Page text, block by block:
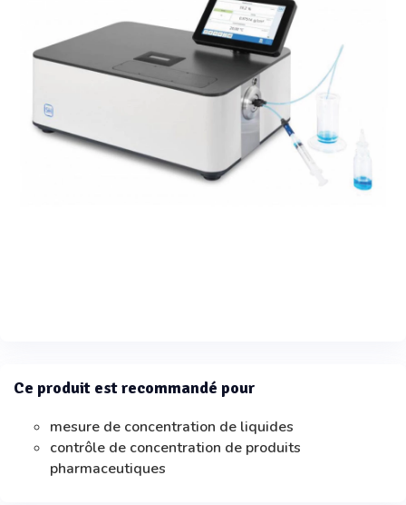
Ce produit est recommandé pour
mesure de concentration de liquides
contrôle de concentration de produits
pharmaceutiques